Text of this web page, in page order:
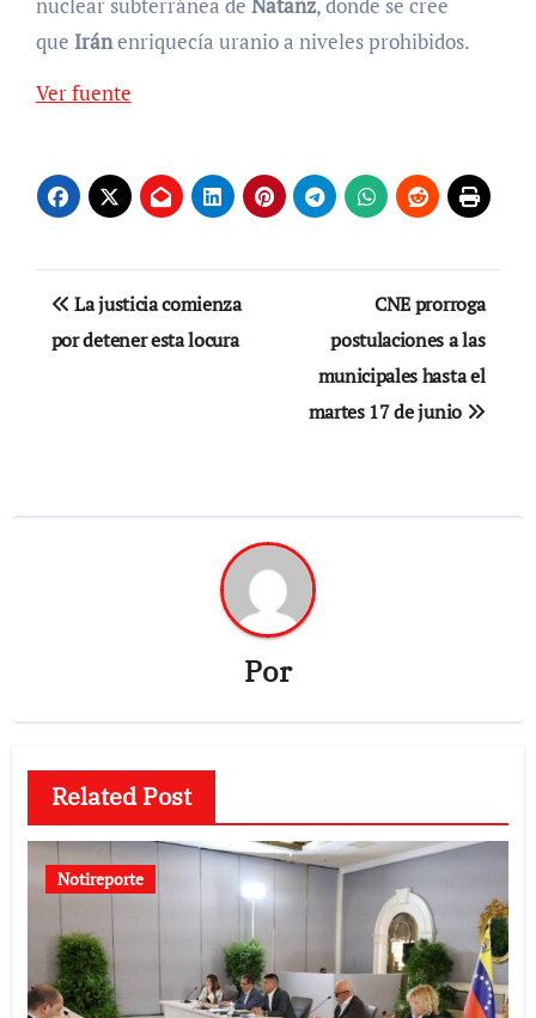
nuclear subterránea de Natanz, donde se cree
que Iránenriquecía uranio a niveles prohibidos.
Ver fuente
Navegación
de
La justicia comienza
por detener esta locura
CNE prorroga
postulaciones a las
municipales hasta el
martes 17 de junio
Por
Related Post
Notireporte